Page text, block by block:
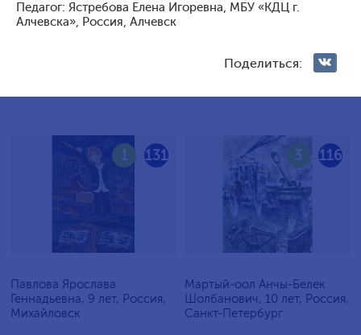
Педагог: Ястребова Елена Игоревна, МБУ «КДЦ г.
Алчевска», Россия, Алчевск
Поделиться:
Голосование жюри
131
1
Павлова Ярослава
Геннадьевна, 9 лет, Россия,
Михайловск
116
3
Мартый-оол Анчы-Белек
Шолбанович, 10 лет, Россия,
Санкт-Петербург